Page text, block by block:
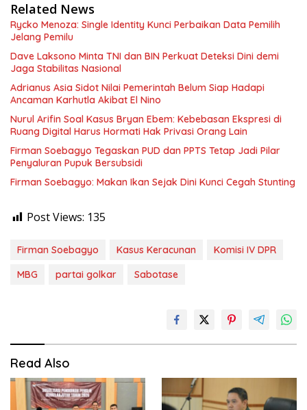
Related News
Rycko Menoza: Single Identity Kunci Perbaikan Data Pemilih
Jelang Pemilu
Dave Laksono Minta TNI dan BIN Perkuat Deteksi Dini demi
Jaga Stabilitas Nasional
Adrianus Asia Sidot Nilai Pemerintah Belum Siap Hadapi
Ancaman Karhutla Akibat El Nino
Nurul Arifin Soal Kasus Bryan Ebem: Kebebasan Ekspresi di
Ruang Digital Harus Hormati Hak Privasi Orang Lain
Firman Soebagyo Tegaskan PUD dan PPTS Tetap Jadi Pilar
Penyaluran Pupuk Bersubsidi
Firman Soebagyo: Makan Ikan Sejak Dini Kunci Cegah Stunting
Post Views: 135
Firman Soebagyo Kasus Keracunan
Komisi IV DPR
MBG
partai golkar Sabotase
Read Also